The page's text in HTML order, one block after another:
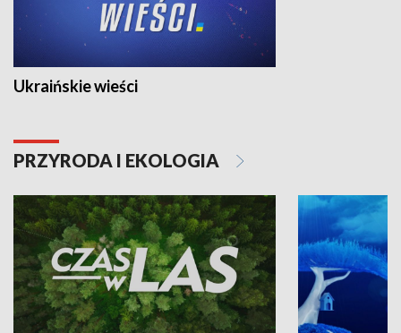
Ukraińskie wieści
PRZYRODA I EKOLOGIA